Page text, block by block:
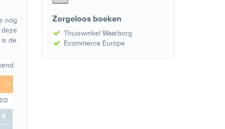
nog
de
>
4
Zorgeloos boeken
Thuiswinkel Waarborg
Ecommerce Europe